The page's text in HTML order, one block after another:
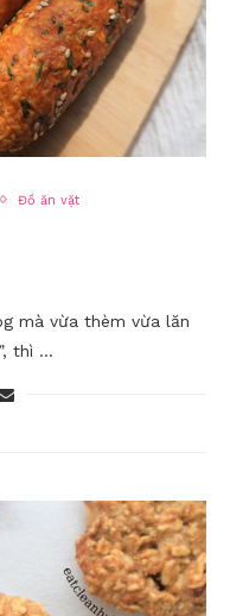
Đồ ăn vặt
mà vừa thèm vừa lăn
thì …